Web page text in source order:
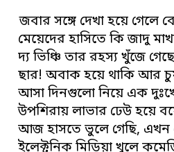
জবার সঙ্গে দেখা হয়ে গেলে
মেয়েদের হাসিতে কি জাদু
দ্য ভিঞ্চি তার রহস্য খুঁজে
ছার! অবাক হয়ে থাকি আর
আসা দিনগুলো নিয়ে এক
উপশিরায় লাভার ঢেউ হয়ে
আজ হাসতে ভুলে গেছি, এখন
ইলেক্ট্রনিক মিডিয়া খুলে